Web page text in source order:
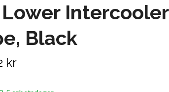
Intercooler
Black
kr